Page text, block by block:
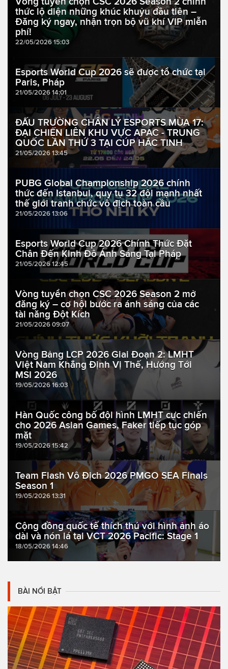
thức lộ diện những khúc khuỷu đầu tiên –
Đăng ký ngay, nhận trọn bộ vũ khí VIP miễn
phí!
22/05/2026 15:03
Esports World Cup 2026 sẽ được tổ chức tại
Paris, Pháp
21/05/2026 14:01
ĐẤU TRƯỜNG CHÂN LÝ ESPORTS MÙA 17:
ĐẠI CHIẾN LIÊN KHU VỰC APAC - TRUNG
QUỐC LẦN THỨ 3 TẠI CÚP HẮC TINH
21/05/2026 13:45
PUBG Global Championship 2026 chính
thức đến Istanbul, quy tụ 32 đội mạnh nhất
thế giới tranh chức vô địch toàn cầu
21/05/2026 13:06
Esports World Cup 2026 Chính Thức Đặt
Chân Đến Kinh Đô Ánh Sáng Tại Pháp
21/05/2026 12:45
Vòng tuyển chọn CSC 2026 Season 2 mở
đăng ký – cơ hội bước ra ánh sáng của các
tài năng Đột Kích
21/05/2026 09:07
Vòng Bảng LCP 2026 Giai Đoạn 2: LMHT
Việt Nam Khẳng Định Vị Thế, Hướng Tới
MSI 2026
19/05/2026 16:03
Hàn Quốc công bố đội hình LMHT cực chiến
cho 2026 Asian Games, Faker tiếp tục góp
mặt
19/05/2026 15:42
Team Flash Vô Địch 2026 PMGO SEA Finals
Season 1
19/05/2026 13:31
Cộng đồng quốc tế thích thú với hình ảnh áo
dài và nón lá tại VCT 2026 Pacific: Stage 1
18/05/2026 14:46
BÀI NỔI BẬT